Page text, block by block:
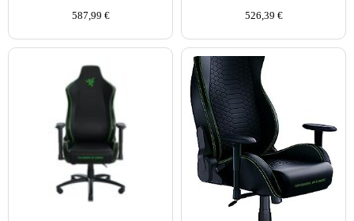
587,99 € 526,39 €